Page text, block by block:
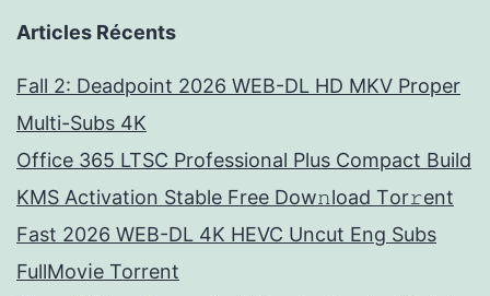
Articles Récents
Fall 2: Deadpoint 2026 WEB-DL HD MKV Proper
Multi-Subs 4K
Office 365 LTSC Professional Plus Compact Build
KMS Activation Stable Frее Dow𝚗load Tоr𝚛ent
Fast 2026 WEB-DL 4K HEVC Uncut Eng Subs
FullMov𝗂e Torrent